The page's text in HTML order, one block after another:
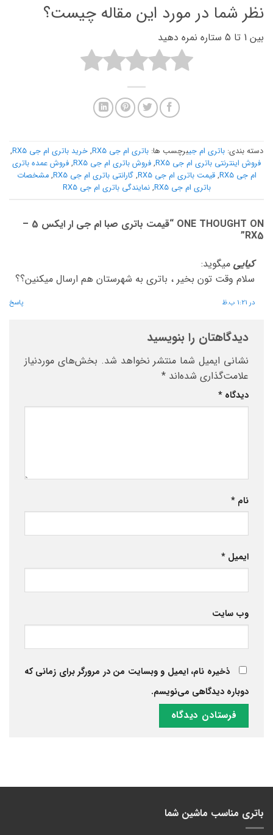
نظر شما در مورد این مقاله چیست؟
بین 1 تا 5 ستاره نمره دهید
دسته بندی:باتری ام جیبرچسب ها:باتری ام جی RX5 ,خرید باتری ام جی RX5
,
فروش اینترنتی باتری ام جی RX5
, فروش باتری ام جی RX5 , فروش عمده باتری
ام جی RX5
,قیمت باتری ام جی RX5 ,گارانتی باتری ام جی RX5 ,مشخصات
باتری ام جی RX5
,نمایندگی باتری ام جی RX5
ONE THOUGHT ON “ قیمت باتری صبا ام جی ار ایکس 5 –
RX5
”
کیایی میگوید:
سلام وقت تون بخیر ، باتری به شهرستان هم ارسال میکنین؟؟
در 1:21 ب.ظ پاسخ
دیدگاهتان را بنویسید
نشانی ایمیل شما منتشر نخواهد شد. بخش‌های موردنیاز
علامت‌گذاری شده‌اند *
دیدگاه *
نام *
ایمیل *
وب‌ سایت
ذخیره نام، ایمیل و وبسایت من در مرورگر برای زمانی که
دوباره دیدگاهی می‌نویسم.
باتری مناسب ماشین شما